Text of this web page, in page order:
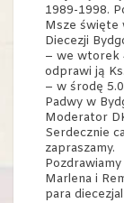
1989-1998.
Msze święte
Diecezji
– we wtorek
odprawi ją
– w środę
Padwy w
Moderator
Serdecznie
zapraszamy.
Marlena i
para